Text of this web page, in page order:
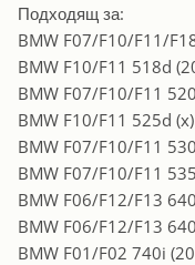
Подходящ за:
BMW F07/F10/F11/
BMW F10/F11 518d
BMW F07/F10/F11
BMW F10/F11 525d
BMW F07/F10/F11
BMW F07/F10/F11
BMW F06/F12/F13
BMW F06/F12/F13
BMW F01/F02 740i